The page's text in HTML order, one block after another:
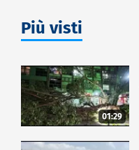
Più visti
01:29